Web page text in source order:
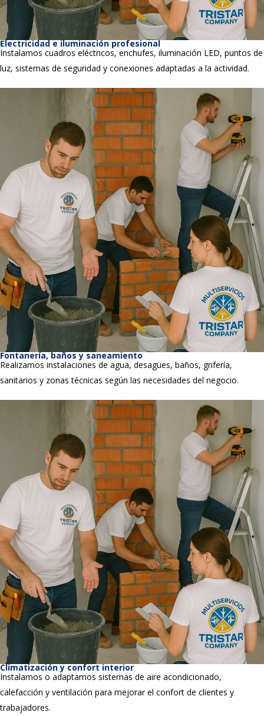
Electricidad e iluminación profesional
Instalamos cuadros eléctricos, enchufes, iluminación LED, puntos de
luz, sistemas de seguridad y conexiones adaptadas a la actividad.
Fontanería, baños y saneamiento
Realizamos instalaciones de agua, desagües, baños, grifería,
sanitarios y zonas técnicas según las necesidades del negocio.
Climatización y confort interior
Instalamos o adaptamos sistemas de aire acondicionado,
calefacción y ventilación para mejorar el confort de clientes y
trabajadores.